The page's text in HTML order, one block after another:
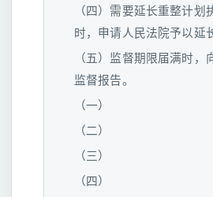
（四）需要延长重整计划
时，申请人民法院予以延
（五）监督期限届满时，
监督报告。
（一）
（二）
（三）
（四）